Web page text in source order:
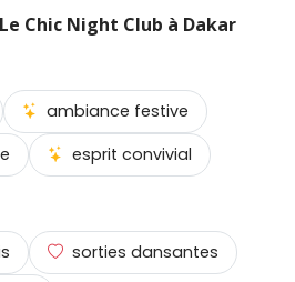
Chic Night Club à Dakar
ambiance festive
esprit convivial
sorties dansantes